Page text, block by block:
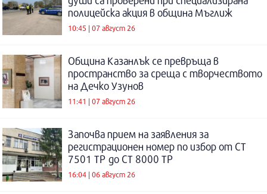
полицейска акция в община Мъглиж
10:45 | 07 август 26
Община Казанлък се превръща в
пространство за среща с творчеството
на Дечко Узунов
11:41 | 07 август 26
Започва прием на заявления за
регистрационен номер по избор от СТ
7501 ТР до СТ 8000 ТР
16:04 | 06 август 26